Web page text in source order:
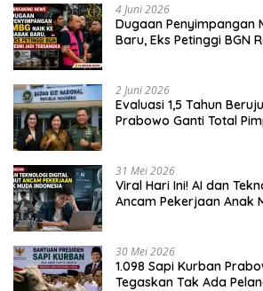
4 Juni 2026
Dugaan Penyimpangan
Baru, Eks Petinggi BGN
2 Juni 2026
Evaluasi 1,5 Tahun
Prabowo Ganti Total
31 Mei 2026
Viral Hari Ini! AI dan
Ancam Pekerjaan Anak
30 Mei 2026
1.098 Sapi Kurban
Tegaskan Tak Ada